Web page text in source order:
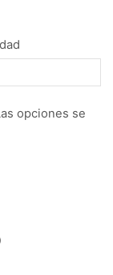
opciones se